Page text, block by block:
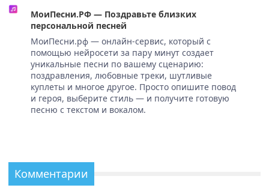
МоиПесни.РФ — Поздравьте близких
персональной песней
МоиПесни.рф — онлайн-сервис, который с
помощью нейросети за пару минут создает
уникальные песни по вашему сценарию:
поздравления, любовные треки, шутливые
куплеты и многое другое. Просто опишите повод
и героя, выберите стиль — и получите готовую
песню с текстом и вокалом.
Комментарии